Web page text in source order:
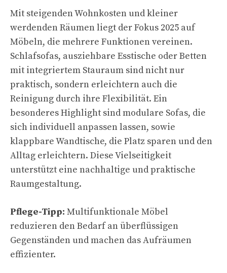
Mit steigenden Wohnkosten und kleiner
werdenden Räumen liegt der Fokus 2025 auf
Möbeln, die mehrere Funktionen vereinen.
Schlafsofas, ausziehbare Esstische oder Betten
mit integriertem Stauraum sind nicht nur
praktisch, sondern erleichtern auch die
Reinigung durch ihre Flexibilität. Ein
besonderes Highlight sind modulare Sofas, die
sich individuell anpassen lassen, sowie
klappbare Wandtische, die Platz sparen und den
Alltag erleichtern. Diese Vielseitigkeit
unterstützt eine nachhaltige und praktische
Raumgestaltung.
Pflege-Tipp: Multifunktionale Möbel
reduzieren den Bedarf an überflüssigen
Gegenständen und machen das Aufräumen
effizienter.